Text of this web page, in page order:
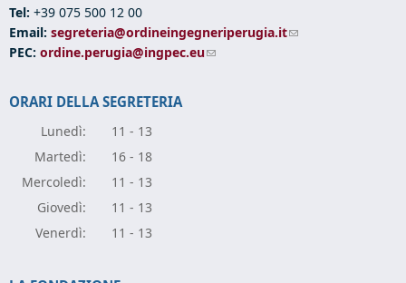
Tel: +39 075 500 12 00
Email: segreteria@ordineingegneriperugia.it(link sends e-mail)
PEC: ordine.perugia@ingpec.eu(link sends e-mail)
ORARI DELLA SEGRETERIA
Lunedì:
11 - 13
Martedì:
16 - 18
Mercoledì:
11 - 13
Giovedì:
11 - 13
Venerdì: 11 - 13